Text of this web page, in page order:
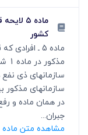
ماده ۵
کشور
ماده 5 ـ
سازمانهای ذی
سازمانهای مذکور
در همان ماده و
جبران...
مشاهده متن ماده